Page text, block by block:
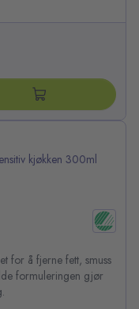
kjøkken 300ml
for å fjerne fett, smuss
formuleringen gjør